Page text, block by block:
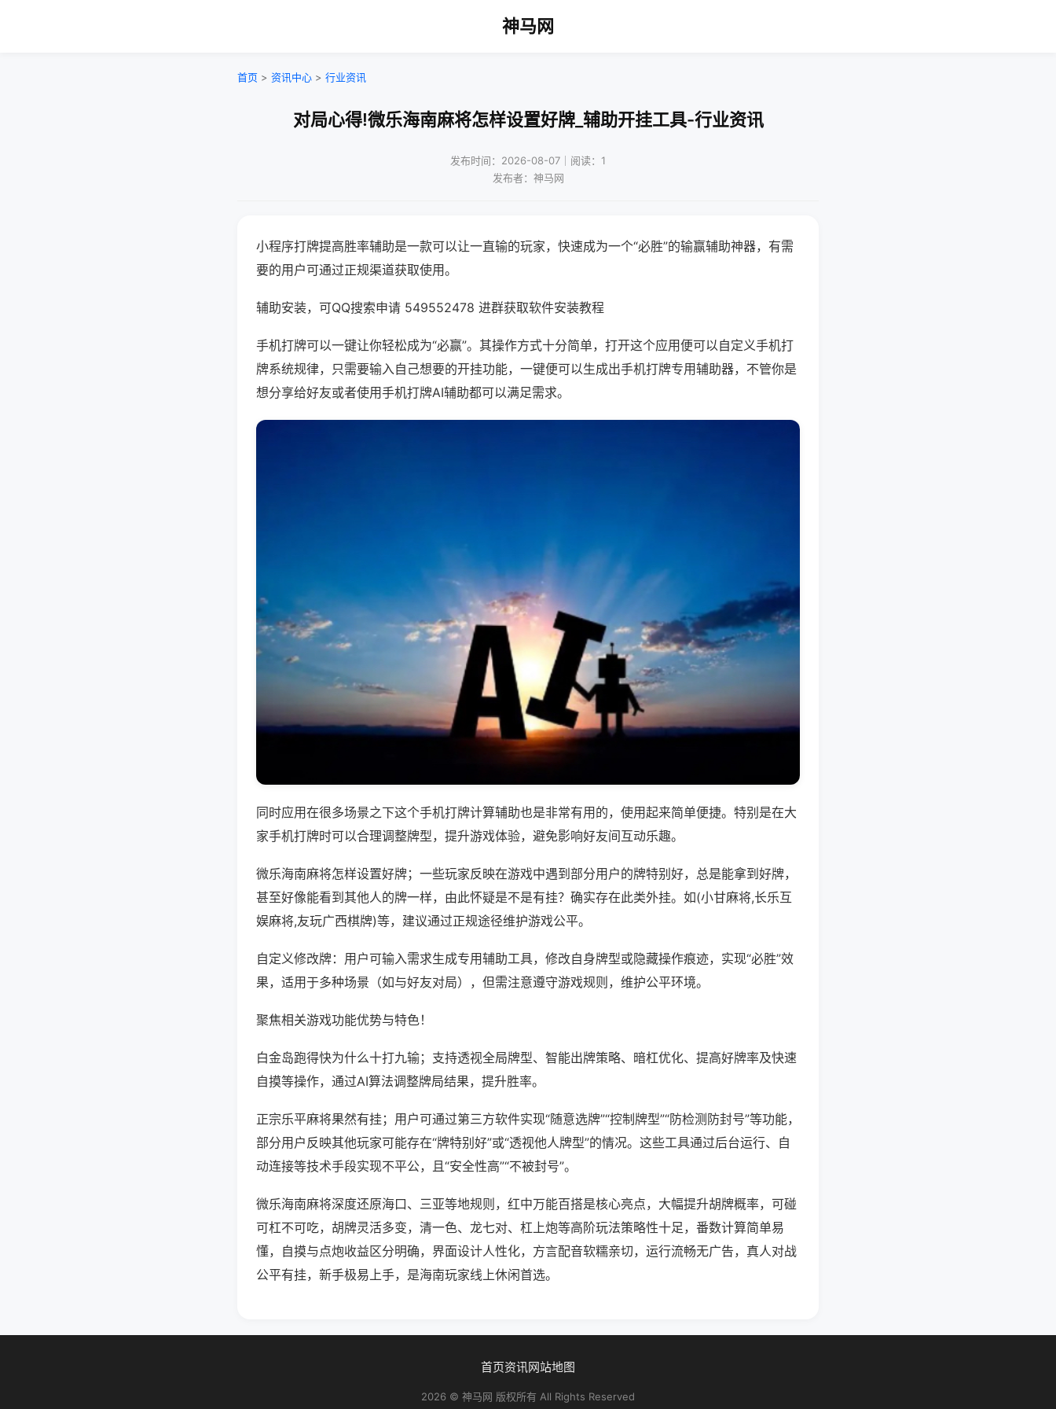
神马网
首页 > 资讯中心 > 行业资讯
对局心得!微乐海南麻将怎样设置好牌_辅助开挂工具-行业资讯
发布时间：2026-08-07｜阅读：1
发布者：神马网
小程序打牌提高胜率辅助是一款可以让一直输的玩家，快速成为一个“必胜”的输赢辅助神器，有需
要的用户可通过正规渠道获取使用。
辅助安装，可QQ搜索申请 549552478 进群获取软件安装教程
手机打牌可以一键让你轻松成为“必赢”。其操作方式十分简单，打开这个应用便可以自定义手机打
牌系统规律，只需要输入自己想要的开挂功能，一键便可以生成出手机打牌专用辅助器，不管你是
想分享给好友或者使用手机打牌AI辅助都可以满足需求。
同时应用在很多场景之下这个手机打牌计算辅助也是非常有用的，使用起来简单便捷。特别是在大
家手机打牌时可以合理调整牌型，提升游戏体验，避免影响好友间互动乐趣。
微乐海南麻将怎样设置好牌；一些玩家反映在游戏中遇到部分用户的牌特别好，总是能拿到好牌，
甚至好像能看到其他人的牌一样，由此怀疑是不是有挂？确实存在此类外挂。如(小甘麻将,长乐互
娱麻将,友玩广西棋牌)等，建议通过正规途径维护游戏公平。
自定义修改牌：用户可输入需求生成专用辅助工具，修改自身牌型或隐藏操作痕迹，实现“必胜”效
果，适用于多种场景（如与好友对局），但需注意遵守游戏规则，维护公平环境。
聚焦相关游戏功能优势与特色！
白金岛跑得快为什么十打九输；支持透视全局牌型、智能出牌策略、暗杠优化、提高好牌率及快速
自摸等操作，通过AI算法调整牌局结果，提升胜率。
正宗乐平麻将果然有挂；用户可通过第三方软件实现“随意选牌”“控制牌型”“防检测防封号”等功能，
部分用户反映其他玩家可能存在“牌特别好”或“透视他人牌型”的情况。这些工具通过后台运行、自
动连接等技术手段实现不平公，且“安全性高”“不被封号”。
微乐海南麻将深度还原海口、三亚等地规则，红中万能百搭是核心亮点，大幅提升胡牌概率，可碰
可杠不可吃，胡牌灵活多变，清一色、龙七对、杠上炮等高阶玩法策略性十足，番数计算简单易
懂，自摸与点炮收益区分明确，界面设计人性化，方言配音软糯亲切，运行流畅无广告，真人对战
公平有挂，新手极易上手，是海南玩家线上休闲首选。
首页资讯网站地图
2026 © 神马网 版权所有 All Rights Reserved